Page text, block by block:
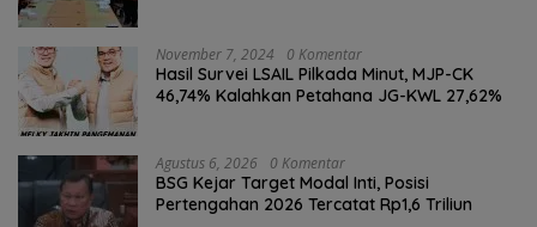
November 7, 2024 0 Komentar
Hasil Survei LSAIL Pilkada Minut, MJP-CK
46,74% Kalahkan Petahana JG-KWL 27,62%
Agustus 6, 2026 0 Komentar
BSG Kejar Target Modal Inti, Posisi
Pertengahan 2026 Tercatat Rp1,6 Triliun